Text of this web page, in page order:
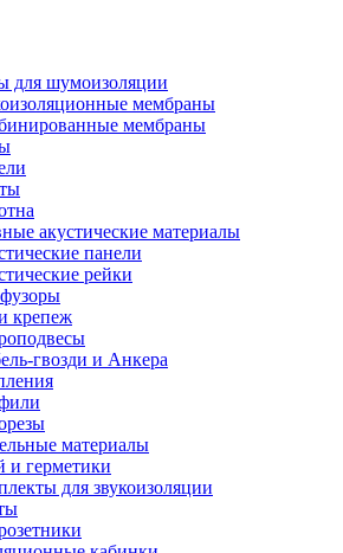
для шумоизоляции
мембраны
мембраны
акустические материалы
панели
рейки
крепеж
гвозди и Анкера
материалы
и герметики
для звукоизоляции